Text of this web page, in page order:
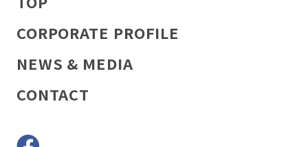
CORPORATE PROFILE
NEWS & MEDIA
CONTACT